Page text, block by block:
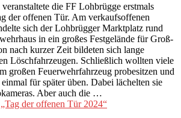
die FF Lohbrügge erstmals
der offenen Tür. Am verkaufsoffenen
sich der Lohbrügger Marktplatz rund
in ein großes Festgelände für Groß-
nach kurzer Zeit bildeten sich lange
Löschfahrzeugen. Schließlich wollten viele
großen Feuerwehrfahrzeug probesitzen und
für später üben. Dabei lächelten sie
Aber auch die …
der offenen Tür 2024“